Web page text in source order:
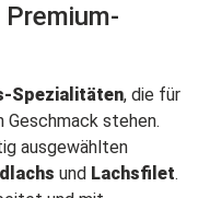
Spezialitäten, die für
stehen.
ausgewählten
und Lachsfilet.